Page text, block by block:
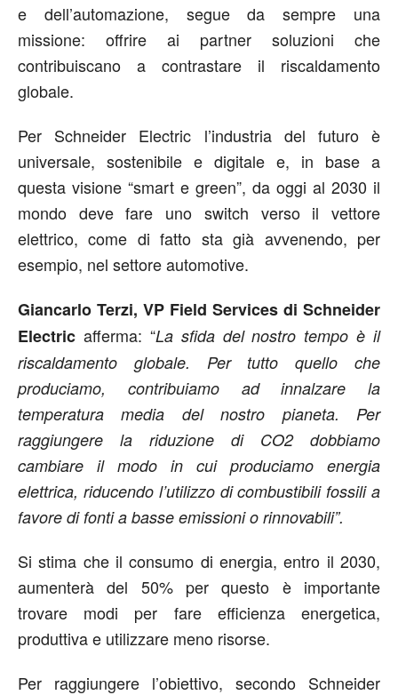
e dell’automazione, segue da sempre una
missione: offrire ai partner soluzioni che
contribuiscano a contrastare il riscaldamento
globale.
Per Schneider Electric l’industria del futuro è
universale, sostenibile e digitale e, in base a
questa visione “smart e green”, da oggi al 2030 il
mondo deve fare uno switch verso il vettore
elettrico, come di fatto sta già avvenendo, per
esempio, nel settore automotive.
Giancarlo Terzi, VP Field Services di Schneider
Electric afferma: “La sfida del nostro tempo è il
riscaldamento globale. Per tutto quello che
produciamo, contribuiamo ad innalzare la
temperatura media del nostro pianeta. Per
raggiungere la riduzione di CO2 dobbiamo
cambiare il modo in cui produciamo energia
elettrica, riducendo l’utilizzo di combustibili fossili a
favore di fonti a basse emissioni o rinnovabili”.
Si stima che il consumo di energia, entro il 2030,
aumenterà del 50% per questo è importante
trovare modi per fare efficienza energetica,
produttiva e utilizzare meno risorse.
Per raggiungere l’obiettivo, secondo Schneider